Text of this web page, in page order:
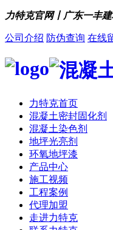
力特克官网丨广东一丰
公司介绍 防伪查询 在线
力特克首页
混凝土密封固化剂
混凝土染色剂
地坪光亮剂
环氧地坪漆
产品中心
施工视频
工程案例
代理加盟
走进力特克